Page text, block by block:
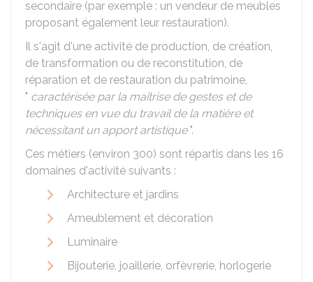
secondaire (par exemple : un vendeur de meubles
proposant également leur restauration).
Il s'agit d'une activité de production, de création,
de transformation ou de reconstitution, de
réparation et de restauration du patrimoine,
" caractérisée par la maîtrise de gestes et de
techniques en vue du travail de la matière et
nécessitant un apport artistique".
Ces métiers (environ 300) sont répartis dans les 16
domaines d'activité suivants :
Architecture et jardins
Ameublement et décoration
Luminaire
Bijouterie, joaillerie, orfèvrerie, horlogerie